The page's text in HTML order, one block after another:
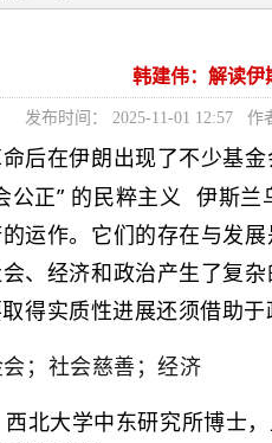
韩建伟：解读伊
发布时间： 2025-11-01 12:57
后在伊朗出现了不少基
公正” 的民粹主义 伊斯兰
运作。它们的存在与发
、经济和政治产生了复
得实质性进展还须借助
；社会慈善；经济
西北大学中东研究所博士